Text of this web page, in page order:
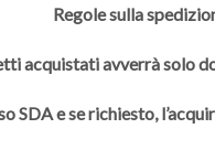
Regole sulla
acquistati avverrà solo
e se richiesto,